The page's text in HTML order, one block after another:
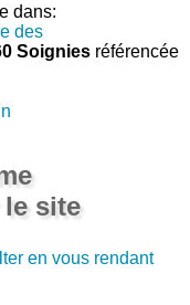
dans:
des
Soignies référencée
site
en vous rendant